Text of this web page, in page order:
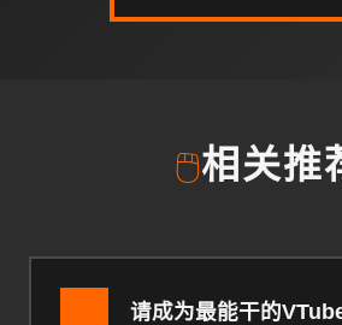
🖱️相关推
请成为最能干的